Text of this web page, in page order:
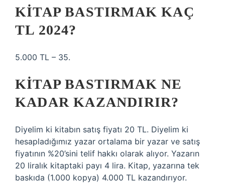
KITAP BASTIRMAK KAÇ
TL 2024?
5.000 TL – 35.
KITAP BASTIRMAK NE
KADAR KAZANDIRIR?
Diyelim ki kitabın satış fiyatı 20 TL. Diyelim ki
hesapladığımız yazar ortalama bir yazar ve satış
fiyatının %20’sini telif hakkı olarak alıyor. Yazarın
20 liralık kitaptaki payı 4 lira. Kitap, yazarına tek
baskıda (1.000 kopya) 4.000 TL kazandırıyor.